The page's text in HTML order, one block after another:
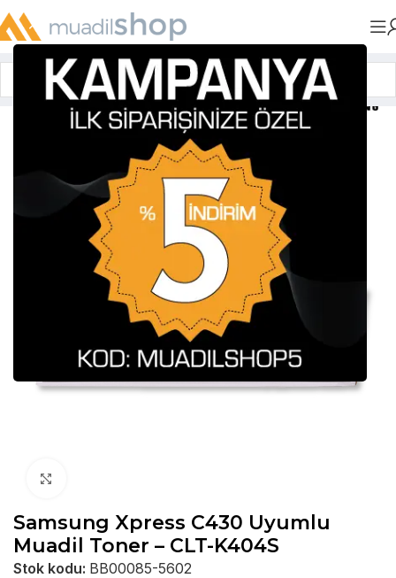
Anasayfa»Muadil Tonerler
Samsung Xpress C430 Uyumlu
Muadil Toner – CLT-K404S
Stok kodu: BB00085-5602